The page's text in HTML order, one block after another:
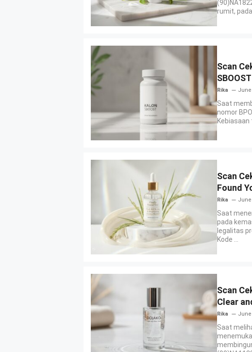
rumit,
Scan
SBOOST
Rika June
Saat
nomor
Scan Cek
Found
Rika June
Saat
pada
legalitas
Kode ...
Scan
Clear
Rika June
Saat